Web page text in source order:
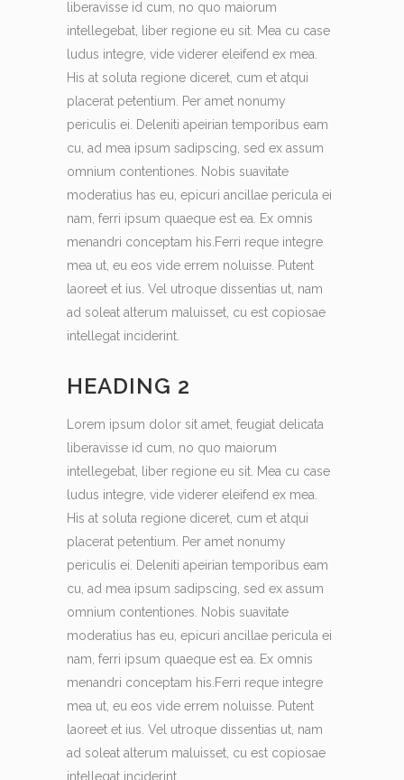
liberavisse id cum, no quo maiorum
intellegebat, liber regione eu sit. Mea cu case
ludus integre, vide viderer eleifend ex mea.
His at soluta regione diceret, cum et atqui
placerat petentium. Per amet nonumy
periculis ei. Deleniti apeirian temporibus eam
cu, ad mea ipsum sadipscing, sed ex assum
omnium contentiones. Nobis suavitate
moderatius has eu, epicuri ancillae pericula ei
nam, ferri ipsum quaeque est ea. Ex omnis
menandri conceptam his.Ferri reque integre
mea ut, eu eos vide errem noluisse. Putent
laoreet et ius. Vel utroque dissentias ut, nam
ad soleat alterum maluisset, cu est copiosae
intellegat inciderint.
HEADING 2
Lorem ipsum dolor sit amet, feugiat delicata
liberavisse id cum, no quo maiorum
intellegebat, liber regione eu sit. Mea cu case
ludus integre, vide viderer eleifend ex mea.
His at soluta regione diceret, cum et atqui
placerat petentium. Per amet nonumy
periculis ei. Deleniti apeirian temporibus eam
cu, ad mea ipsum sadipscing, sed ex assum
omnium contentiones. Nobis suavitate
moderatius has eu, epicuri ancillae pericula ei
nam, ferri ipsum quaeque est ea. Ex omnis
menandri conceptam his.Ferri reque integre
mea ut, eu eos vide errem noluisse. Putent
laoreet et ius. Vel utroque dissentias ut, nam
ad soleat alterum maluisset, cu est copiosae
intellegat inciderint.